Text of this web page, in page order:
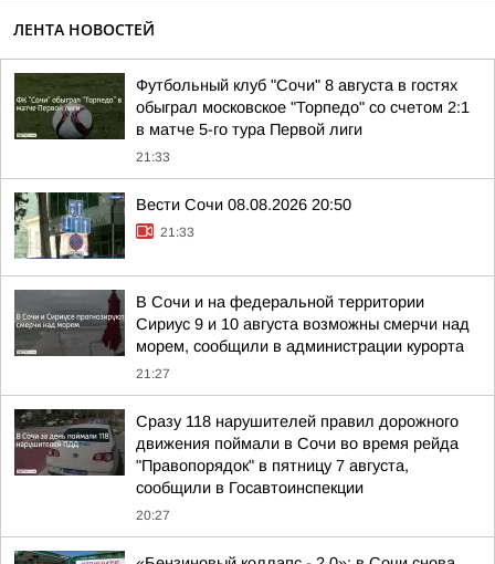
ЛЕНТА НОВОСТЕЙ
Футбольный клуб "Сочи" 8 августа в гостях
обыграл московское "Торпедо" со счетом 2:1
в матче 5-го тура Первой лиги
21:33
Вести Сочи 08.08.2026 20:50
21:33
В Сочи и на федеральной территории
Сириус 9 и 10 августа возможны смерчи над
морем, сообщили в администрации курорта
21:27
Сразу 118 нарушителей правил дорожного
движения поймали в Сочи во время рейда
"Правопорядок" в пятницу 7 августа,
сообщили в Госавтоинспекции
20:27